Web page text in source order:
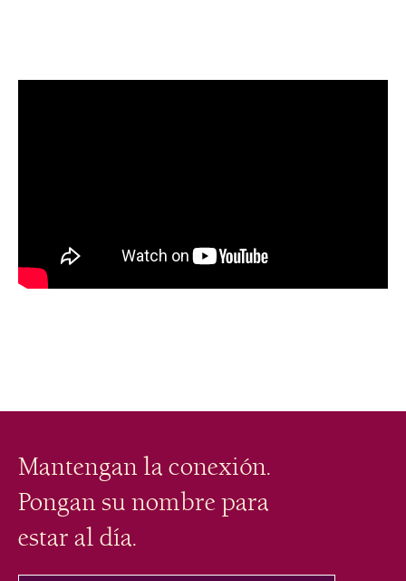
Mantengan la conexión.
Pongan su nombre para
estar al día.